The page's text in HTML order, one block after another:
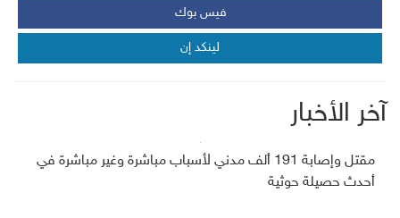
فيس بوك
لينكد إن
آخر الأخبار
مقتل وإصابة 191 ألف مدني لأسباب مباشرة وغير مباشرة في
أحدث حصيلة حوثية